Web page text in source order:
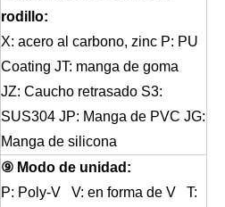
rodillo:
X: acero al carbono, zinc P: PU
Coating JT: manga de goma
JZ: Caucho retrasado S3:
SUS304 JP: Manga de PVC JG:
Manga de silicona
⑨ Modo de unidad:
P: Poly-V V: en forma de V T: